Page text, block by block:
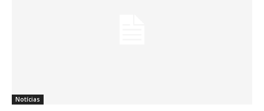
Notícias